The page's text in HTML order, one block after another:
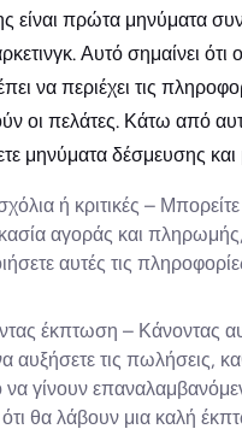
είναι πρώτα μηνύματα
Αυτό σημαίνει ότι
να περιέχει τις
οι πελάτες. Κάτω από
μηνύματα δέσμευσης
ή κριτικές –
αγοράς και
αυτές τις
έκπτωση – Κάνοντας
αυξήσετε τις πωλήσεις,
να γίνουν
θα λάβουν μια καλή